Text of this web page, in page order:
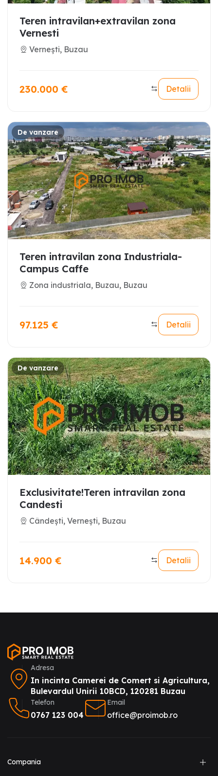
Teren intravilan+extravilan zona
Vernesti
Vernești, Buzau
230.000 € Detalii
De vanzare
Teren intravilan zona Industriala-
Campus Caffe
Zona industriala, Buzau, Buzau
97.125 € Detalii
De vanzare
Exclusivitate!Teren intravilan zona
Candesti
Cândești, Vernești, Buzau
14.900 € Detalii
Adresa
In incinta Camerei de Comert si Agricultura,
Bulevardul Unirii 10BCD, 120281 Buzau
Telefon
0767 123 004
Email
office@proimob.ro
Compania